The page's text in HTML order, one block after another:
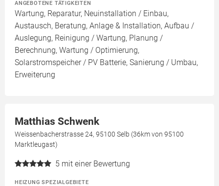
ANGEBOTENE TÄTIGKEITEN
Wartung, Reparatur, Neuinstallation / Einbau,
Austausch, Beratung, Anlage & Installation, Aufbau /
Auslegung, Reinigung / Wartung, Planung /
Berechnung, Wartung / Optimierung,
Solarstromspeicher / PV Batterie, Sanierung / Umbau,
Erweiterung
Matthias Schwenk
Weissenbacherstrasse 24, 95100 Selb (36km von 95100
Marktleugast)
5 mit einer Bewertung
HEIZUNG SPEZIALGEBIETE